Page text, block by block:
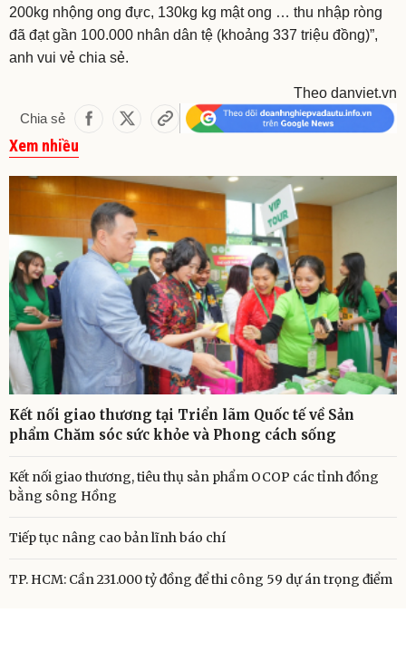
200kg nhộng ong đực, 130kg kg mật ong … thu nhập ròng
đã đạt gần 100.000 nhân dân tệ (khoảng 337 triệu đồng)”,
anh vui vẻ chia sẻ.
Theo danviet.vn
Chia sẻ
Xem nhiều
Kết nối giao thương tại Triển lãm Quốc tế về Sản
phẩm Chăm sóc sức khỏe và Phong cách sống
Kết nối giao thương, tiêu thụ sản phẩm OCOP các tỉnh đồng
bằng sông Hồng
Tiếp tục nâng cao bản lĩnh báo chí
TP. HCM: Cần 231.000 tỷ đồng để thi công 59 dự án trọng điểm